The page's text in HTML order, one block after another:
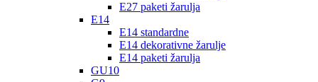
E27 paketi žarulja
E14
E14 standardne
E14 dekorativne žarulje
E14 paketi žarulja
GU10